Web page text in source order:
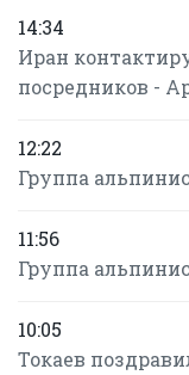
14:34
Иран
посредников -
12:22
Группа
11:56
Группа
10:05
Токаев